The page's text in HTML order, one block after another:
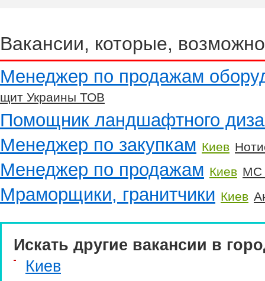
Вакансии, которые,
Менеджер по продажам
щит Украины ТОВ
Помощник ландшафтного
Менеджер по закупкам Киев
Менеджер по продажам Киев МС
Мраморщики, гранитчики Киев
Искать другие вакансии в
Киев